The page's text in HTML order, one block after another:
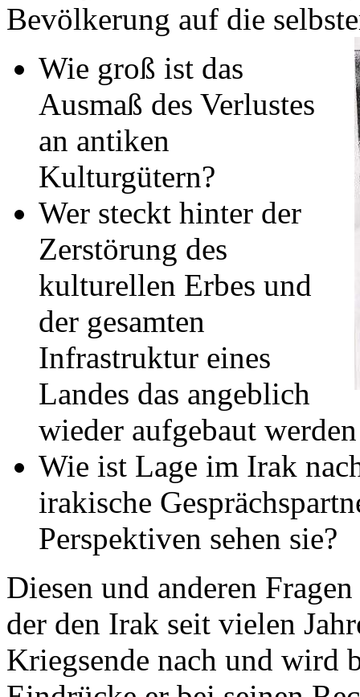
Bevölkerung auf die
Wie groß ist das
Ausmaß des Verlustes
an antiken
Kulturgütern?
Wer steckt hinter der
Zerstörung des
kulturellen Erbes und
der gesamten
Infrastruktur eines
Landes das angeblich
wieder aufgebaut
Wie ist Lage im Irak
irakische
Perspektiven sehen sie?
Diesen und anderen
der den Irak seit vielen
Kriegsende nach und wird